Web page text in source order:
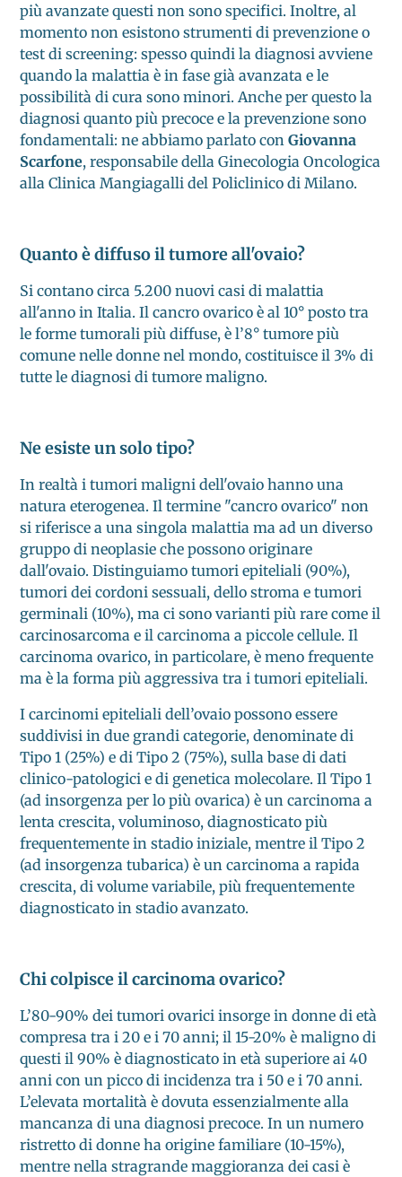
più avanzate questi non sono specifici. Inoltre, al
momento non esistono strumenti di prevenzione o
test di screening: spesso quindi la diagnosi avviene
quando la malattia è in fase già avanzata e le
possibilità di cura sono minori. Anche per questo la
diagnosi quanto più precoce e la prevenzione sono
fondamentali: ne abbiamo parlato conGiovanna
Scarfone, responsabile della Ginecologia Oncologica
alla Clinica Mangiagalli del Policlinico di Milano.
Quanto è diffuso il tumore all'ovaio?
Si contano circa 5.200 nuovi casi di malattia
all'anno in Italia. Il cancro ovarico è al 10° posto tra
le forme tumorali più diffuse, è l’8° tumore più
comune nelle donne nel mondo, costituisce il 3% di
tutte le diagnosi di tumore maligno.
Ne esiste un solo tipo?
In realtà i tumori maligni dell'ovaio hanno una
natura eterogenea. Il termine "cancro ovarico" non
si riferisce a una singola malattia ma ad un diverso
gruppo di neoplasie che possono originare
dall'ovaio. Distinguiamo tumori epiteliali (90%),
tumori dei cordoni sessuali, dello stroma e tumori
germinali (10%), ma ci sono varianti più rare come il
carcinosarcoma e il carcinoma a piccole cellule. Il
carcinoma ovarico, in particolare, è meno frequente
ma è la forma più aggressiva tra i tumori epiteliali.
I carcinomi epiteliali dell’ovaio possono essere
suddivisi in due grandi categorie, denominate di
Tipo 1 (25%) e di Tipo 2 (75%), sulla base di dati
clinico-patologici e di genetica molecolare. Il Tipo 1
(ad insorgenza per lo più ovarica) è un carcinoma a
lenta crescita, voluminoso, diagnosticato più
frequentemente in stadio iniziale, mentre il Tipo 2
(ad insorgenza tubarica) è un carcinoma a rapida
crescita, di volume variabile, più frequentemente
diagnosticato in stadio avanzato.
Chi colpisce il carcinoma ovarico?
L’80-90% dei tumori ovarici insorge in donne di età
compresa tra i 20 e i 70 anni; il 15-20% è maligno di
questi il 90% è diagnosticato in età superiore ai 40
anni con un picco di incidenza tra i 50 e i 70 anni.
L’elevata mortalità è dovuta essenzialmente alla
mancanza di una diagnosi precoce. In un numero
ristretto di donne ha origine familiare (10-15%),
mentre nella stragrande maggioranza dei casi è